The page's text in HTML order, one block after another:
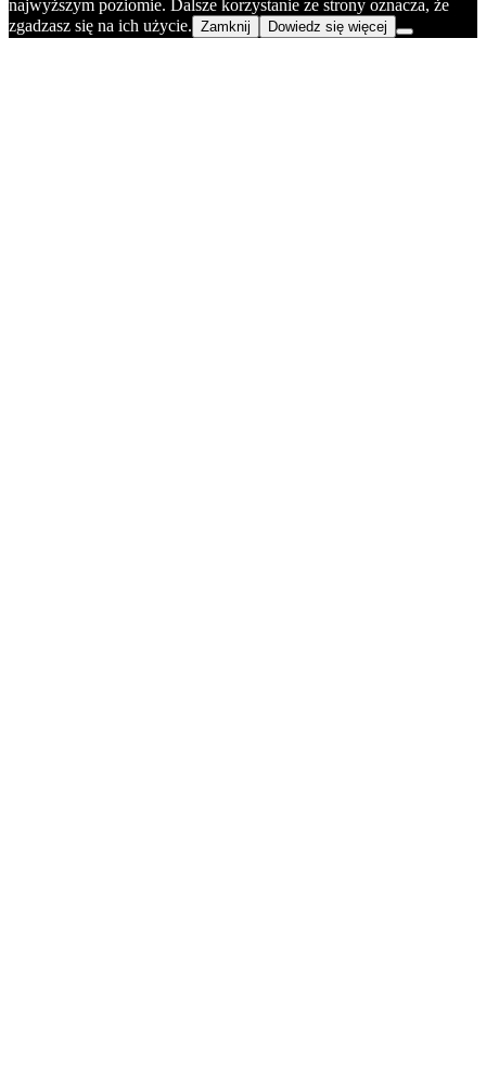
najwyższym poziomie. Dalsze korzystanie ze strony oznacza, że
zgadzasz się na ich użycie. Zamknij Dowiedz się więcej